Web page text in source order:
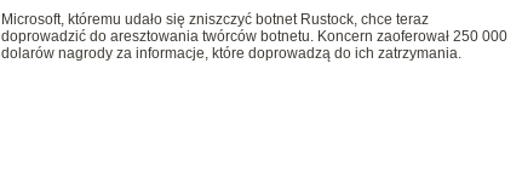
Microsoft, któremu udało się zniszczyć botnet Rustock, chce teraz
doprowadzić do aresztowania twórców botnetu. Koncern zaoferował 250 000
dolarów nagrody za informacje, które doprowadzą do ich zatrzymania.